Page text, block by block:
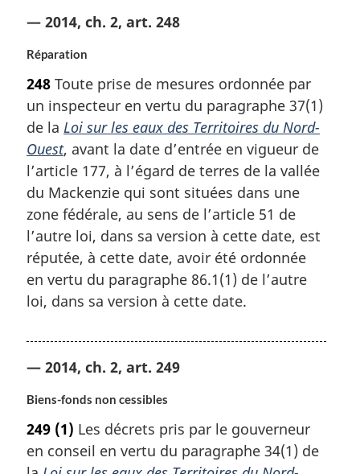
— 2014, ch. 2, art. 248
Réparation
248 Toute prise de mesures ordonnée par
un inspecteur en vertu du paragraphe 37(1)
de la Loi sur les eaux des Territoires du Nord-
Ouest, avant la date d’entrée en vigueur de
l’article 177, à l’égard de terres de la vallée
du Mackenzie qui sont situées dans une
zone fédérale, au sens de l’article 51 de
l’autre loi, dans sa version à cette date, est
réputée, à cette date, avoir été ordonnée
en vertu du paragraphe 86.1(1) de l’autre
loi, dans sa version à cette date.
— 2014, ch. 2, art. 249
Biens-fonds non cessibles
249 (1) Les décrets pris par le gouverneur
en conseil en vertu du paragraphe 34(1) de